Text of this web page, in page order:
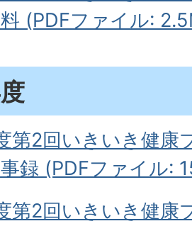
(PDFファイル:
第2回いきいき健康
録 (PDFファイル:
第2回いきいき健康